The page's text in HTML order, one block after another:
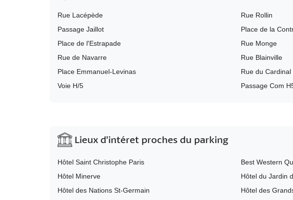
Rue Lacépède
Rue Rollin
Passage Jaillot
Place de la
Place de l'Estrapade
Rue Monge
Rue de Navarre
Rue Blainville
Place Emmanuel-Levinas
Rue du
Voie H/5
Passage Com
Lieux d'intéret proches du parking
Hôtel Saint Christophe Paris
Best Western
Hôtel Minerve
Hôtel du Jardin
Hôtel des Nations St-Germain
Hôtel des